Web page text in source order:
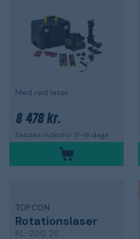
Med rød laser
8 478 kr.
Sendes indenfor 11-18 dage
TOPCON
Rotationslaser
RL-200 2S